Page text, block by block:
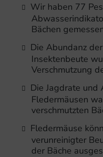
Wir haben 77
Bächen
Die Abundanz
Insektenbeute
Verschmutzung
Die Jagdrate und
Fledermäusen
verschmutzten
Fledermäuse
verunreinigter
der Bäche